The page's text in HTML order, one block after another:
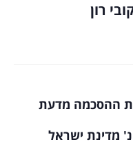
רון
ההסכמה מדעת